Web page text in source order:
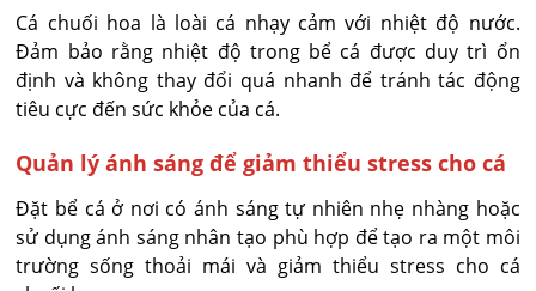
Cá chuối hoa là loài cá nhạy cảm với nhiệt độ nước.
Đảm bảo rằng nhiệt độ trong bể cá được duy trì ổn
định và không thay đổi quá nhanh để tránh tác động
tiêu cực đến sức khỏe của cá.
Quản lý ánh sáng để giảm thiểu stress cho cá
Đặt bể cá ở nơi có ánh sáng tự nhiên nhẹ nhàng hoặc
sử dụng ánh sáng nhân tạo phù hợp để tạo ra một môi
trường sống thoải mái và giảm thiểu stress cho cá